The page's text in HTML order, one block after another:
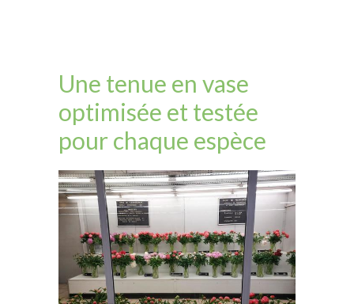
Une tenue en vase
optimisée et testée
pour chaque espèce